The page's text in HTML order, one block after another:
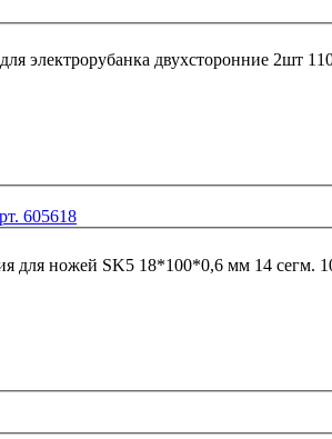
электрорубанка двухсторонние 2шт
605618
для ножей SK5 18*100*0,6 мм 14 сегм.